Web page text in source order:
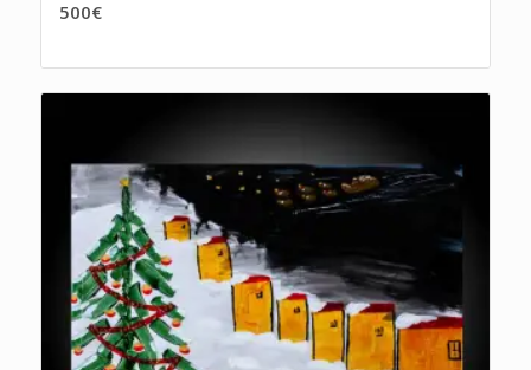
500€